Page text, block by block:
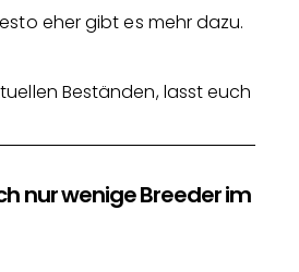
eher gibt es mehr dazu.
Beständen, lasst euch
nur wenige Breeder im